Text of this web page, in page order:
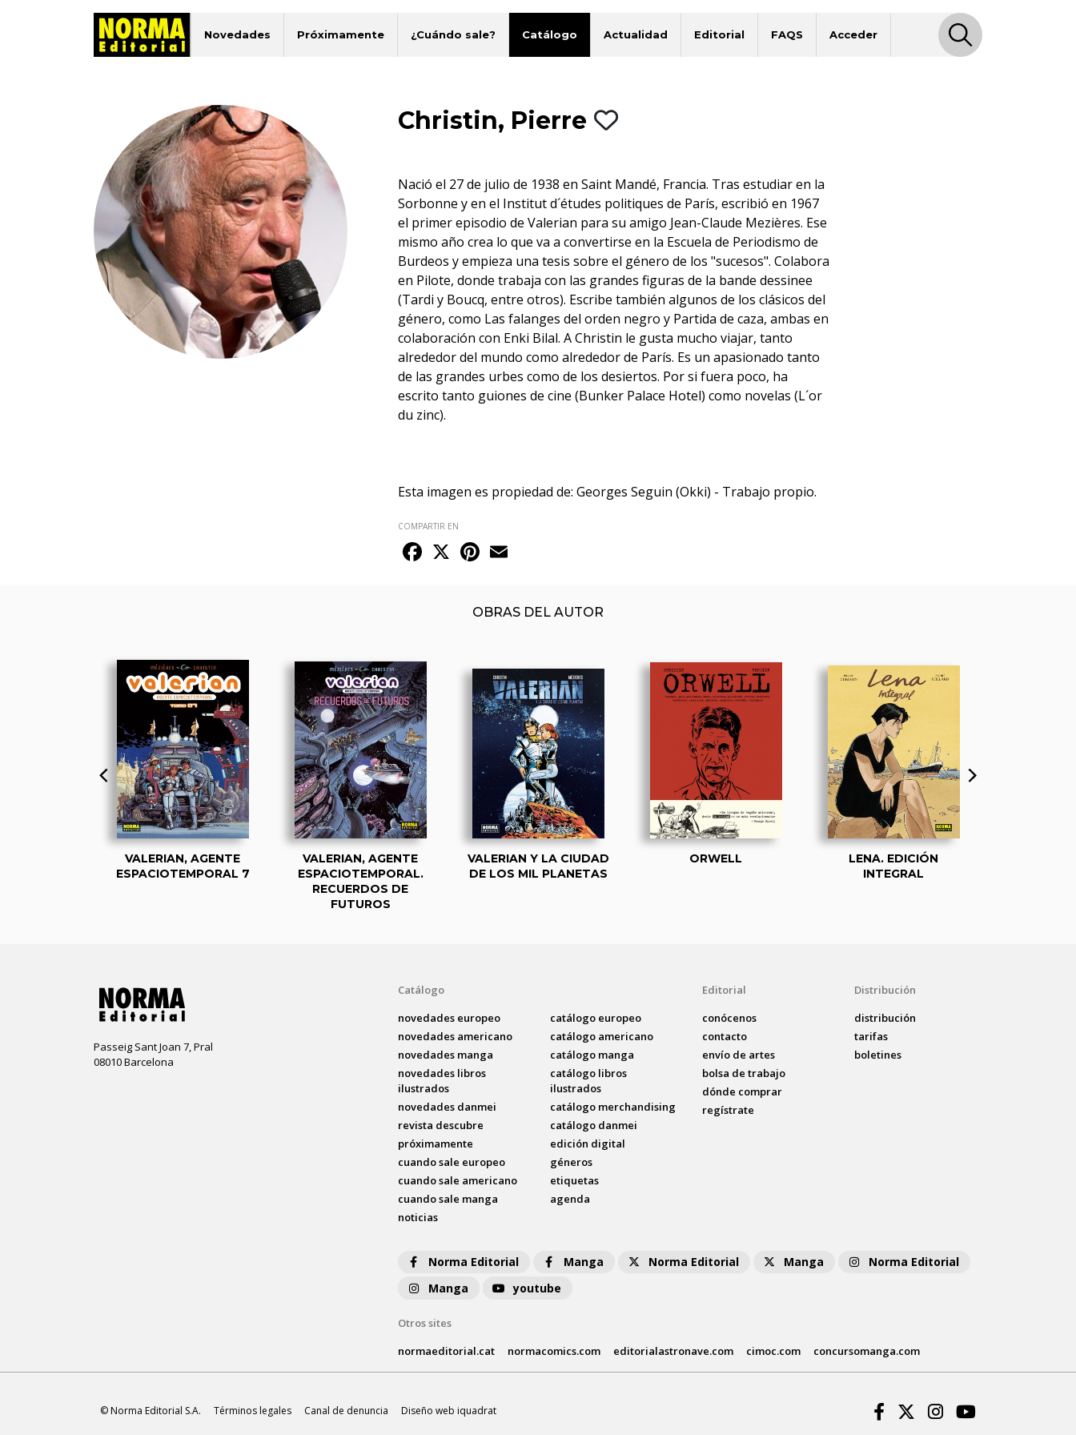
Novedades Próximamente ¿Cuándo sale? Catálogo Actualidad Editorial FAQS Acceder
Christin, Pierre
Nació el 27 de julio de 1938 en Saint Mandé, Francia. Tras estudiar en la
Sorbonne y en el Institut d´études politiques de París, escribió en 1967
el primer episodio de Valerian para su amigo Jean-Claude Mezières. Ese
mismo año crea lo que va a convertirse en la Escuela de Periodismo de
Burdeos y empieza una tesis sobre el género de los "sucesos". Colabora
en Pilote, donde trabaja con las grandes figuras de la bande dessinee
(Tardi y Boucq, entre otros). Escribe también algunos de los clásicos del
género, como Las falanges del orden negro y Partida de caza, ambas en
colaboración con Enki Bilal. A Christin le gusta mucho viajar, tanto
alrededor del mundo como alrededor de París. Es un apasionado tanto
de las grandes urbes como de los desiertos. Por si fuera poco, ha
escrito tanto guiones de cine (Bunker Palace Hotel) como novelas (L´or
du zinc).
Esta imagen es propiedad de: Georges Seguin (Okki) - Trabajo propio.
COMPARTIR EN
Facebook
X Pinterest
OBRAS DEL AUTOR
VALERIAN, AGENTE
ESPACIOTEMPORAL 7
VALERIAN, AGENTE
ESPACIOTEMPORAL.
RECUERDOS DE
FUTUROS
VALERIAN Y LA CIUDAD
DE LOS MIL PLANETAS
ORWELL
LENA. EDICIÓN
INTEGRAL
Passeig Sant Joan 7, Pral
08010 Barcelona
Catálogo
novedades europeo
novedades americano
novedades manga
novedades libros
ilustrados
novedades danmei
revista descubre
próximamente
cuando sale europeo
cuando sale americano
cuando sale manga
noticias
catálogo europeo
catálogo americano
catálogo manga
catálogo libros
ilustrados
catálogo merchandising
catálogo danmei
edición digital
géneros
etiquetas
agenda
Editorial
conócenos
contacto
envío de artes
bolsa de trabajo
dónde comprar
regístrate
Distribución
distribución
tarifas
boletines
Norma Editorial Manga Norma Editorial Manga
Norma Editorial
Manga
youtube
Otros sites
normaeditorial.cat
normacomics.com editorialastronave.com cimoc.com concursomanga.com
© Norma Editorial S.A. Términos legales Canal de denuncia Diseño web iquadrat Facebook
Twitter
Instagram
Youtube